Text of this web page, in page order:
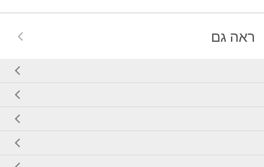
ראה גם